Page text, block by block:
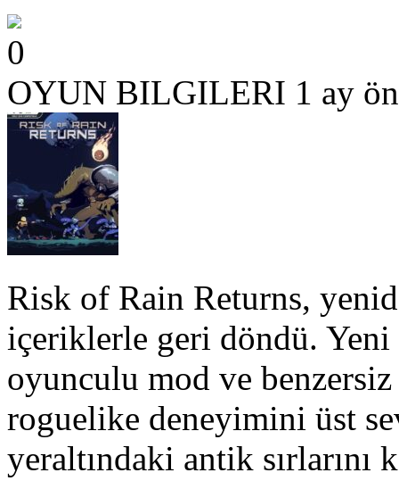
0
OYUN BILGILERI 1 ay
Risk of Rain Returns,
içeriklerle geri döndü.
oyunculu mod ve
roguelike deneyimini üst
yeraltındaki antik sırlarını